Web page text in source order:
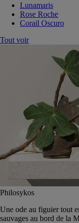
Lunamaris
Rose Roche
Corail Oscuro
Tout voir
Philosykos
Une ode au figuier tout
sauvages au bord de la